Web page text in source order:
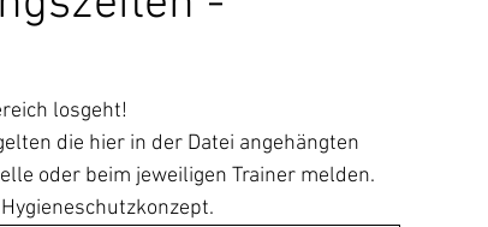
losgeht!
die hier in der Datei angehängten
oder beim jeweiligen Trainer melden.